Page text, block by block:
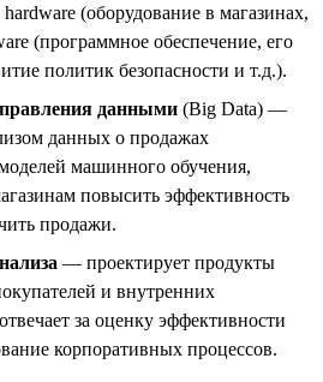
(оборудование в магазинах,
(программное обеспечение, его
политик безопасности и т.д.).
данными (Big Data) —
данных о продажах
машинного обучения,
повысить эффективность
продажи.
— проектирует продукты
и внутренних
за оценку эффективности
корпоративных процессов.